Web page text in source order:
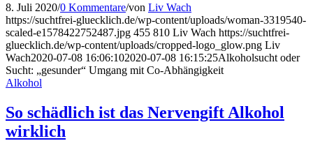
8. Juli 2020/0 Kommentare/von Liv Wach
https://suchtfrei-gluecklich.de/wp-content/uploads/woman-3319540-
scaled-e1578422752487.jpg 455 810 Liv Wach https://suchtfrei-
gluecklich.de/wp-content/uploads/cropped-logo_glow.png Liv
Wach2020-07-08 16:06:102020-07-08 16:15:25Alkoholsucht oder
Sucht: „gesunder“ Umgang mit Co-Abhängigkeit
Alkohol
So schädlich ist das Nervengift Alkohol
wirklich